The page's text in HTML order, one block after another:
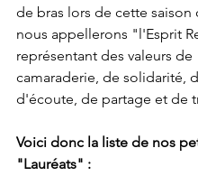
de bras lors de cette saison
nous appellerons "l'Esprit
représentant des valeurs de
camaraderie, de solidarité,
d'écoute, de partage et de
Voici donc la liste de nos
"Lauréats" :